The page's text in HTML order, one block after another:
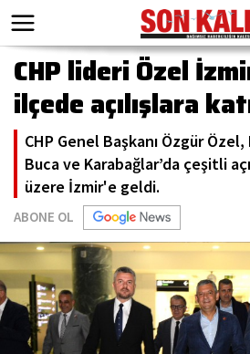
CHP lideri Özel
ilçede açılışlara
CHP Genel Başkanı Özgür
Buca ve Karabağlar’da çeşitli
üzere İzmir'e geldi.
ABONE OL